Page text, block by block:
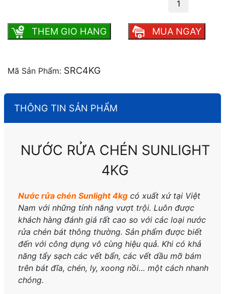
THEM GIO HANG MUA NGAY
Mã Sản Phẩm: SRC4KG
THÔNG TIN SẢN PHẨM
NƯỚC RỬA CHÉN SUNLIGHT
4KG
Nước rửa chén Sunlight 4kg có xuất xứ tại Việt
Nam với những tính năng vượt trội. Luôn được
khách hàng đánh giá rất cao so với các loại nước
rửa chén bát thông thường. Sản phẩm được biết
đến với công dụng vô cùng hiệu quả. Khi có khả
năng tẩy sạch các vết bẩn, các vết dầu mỡ bám
trên bát đĩa, chén, ly, xoong nồi… một cách nhanh
chóng.